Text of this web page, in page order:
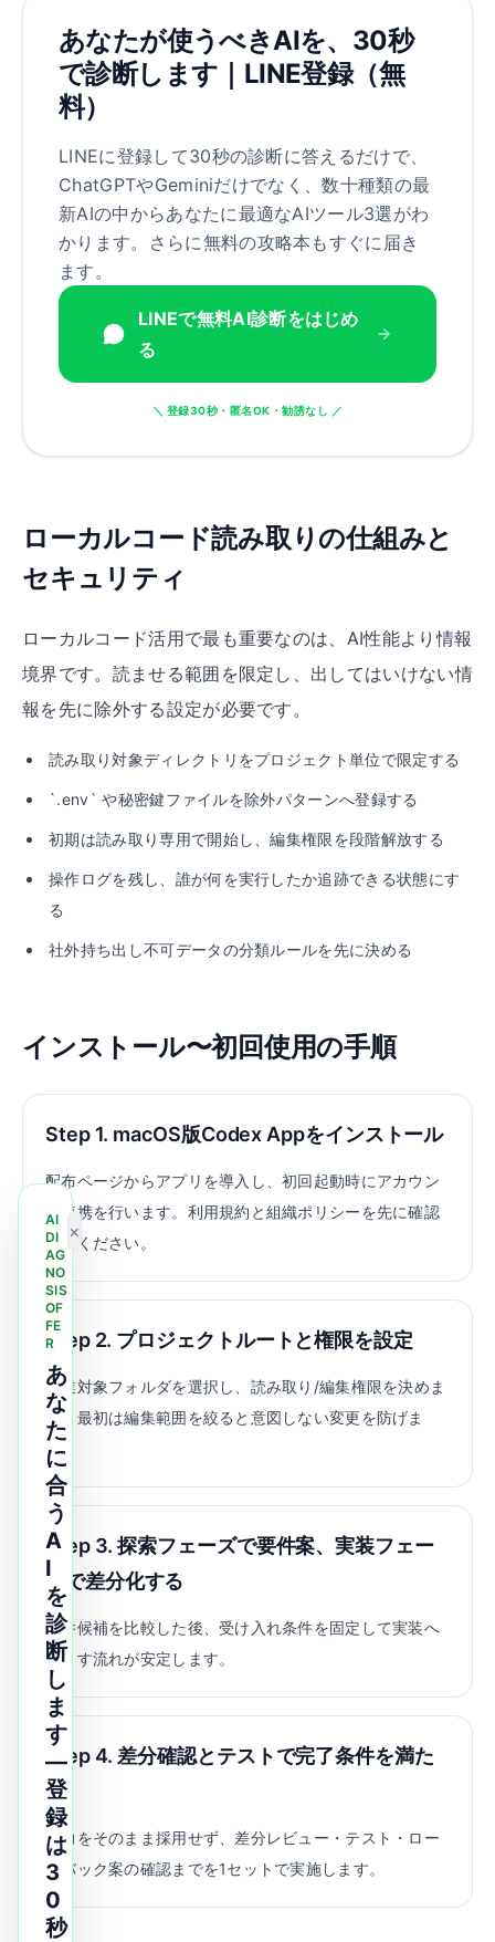
あなたが使うべきAIを、30秒
で診断します｜LINE登録（無
料）
LINEに登録して30秒の診断に答えるだけで、
ChatGPTやGeminiだけでなく、数十種類の最
新AIの中からあなたに最適なAIツール3選がわ
かります。さらに無料の攻略本もすぐに届き
ます。
LINEで無料AI診断をはじめ
る
＼ 登録30秒・匿名OK・勧誘なし ／
ローカルコード読み取りの仕組みと
セキュリティ
ローカルコード活用で最も重要なのは、AI性能より情報
境界です。読ませる範囲を限定し、出してはいけない情
報を先に除外する設定が必要です。
読み取り対象ディレクトリをプロジェクト単位で限定する
`.env` や秘密鍵ファイルを除外パターンへ登録する
初期は読み取り専用で開始し、編集権限を段階解放する
操作ログを残し、誰が何を実行したか追跡できる状態にす
る
社外持ち出し不可データの分類ルールを先に決める
インストール〜初回使用の手順
Step 1. macOS版Codex Appをインストール
配布ページからアプリを導入し、初回起動時にアカウン
ト連携を行います。利用規約と組織ポリシーを先に確認
してください。
Step 2. プロジェクトルートと権限を設定
作業対象フォルダを選択し、読み取り/編集権限を決めま
す。最初は編集範囲を絞ると意図しない変更を防げま
す。
Step 3. 探索フェーズで要件案、実装フェー
ズで差分化する
要件候補を比較した後、受け入れ条件を固定して実装へ
落とす流れが安定します。
Step 4. 差分確認とテストで完了条件を満た
す
出力をそのまま採用せず、差分レビュー・テスト・ロー
ルバック案の確認までを1セットで実施します。
AI
DI
AG
NO
SIS
OF
FE
R
あ
な
た
に
合
う
A
I
を
診
断
し
ま
す
—
登
録
は
3
0
秒
×